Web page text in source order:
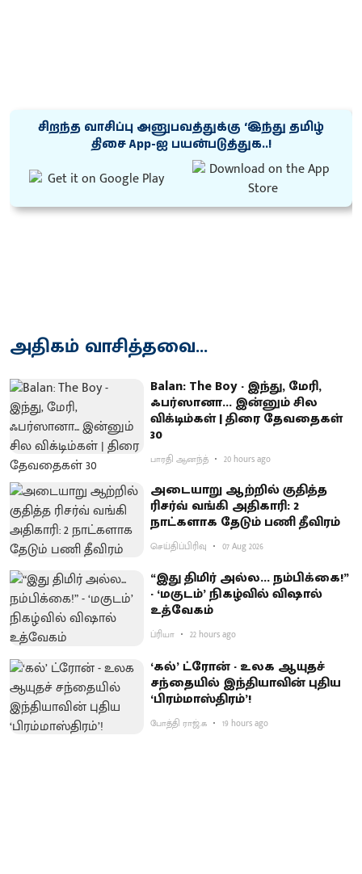
சிறந்த வாசிப்பு அனுபவத்துக்கு ‘இந்து தமிழ்
திசை App-ஐ பயன்படுத்துக..!
அதிகம் வாசித்தவை...
Balan: The Boy - இந்து, மேரி,
ஃபர்ஸானா... இன்னும் சில
விக்டிம்கள் | திரை தேவதைகள்
30
பாரதி ஆனந்த் 20 hours ago
அடையாறு ஆற்றில் குதித்த
ரிசர்வ் வங்கி அதிகாரி: 2
நாட்களாக தேடும் பணி தீவிரம்
செய்திப்பிரிவு 07 Aug 2026
“இது திமிர் அல்ல... நம்பிக்கை!”
- ‘மகுடம்’ நிகழ்வில் விஷால்
உத்வேகம்
ப்ரியா 22 hours ago
‘கல்’ ட்ரோன் - உலக ஆயுதச்
சந்தையில் இந்தியாவின் புதிய
‘பிரம்மாஸ்திரம்’!
போத்தி ராஜ்.க 19 hours ago